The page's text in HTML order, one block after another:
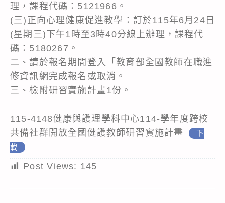
理，課程代碼：5121966。
(三)正向心理健康促進教學：訂於115年6月24日
(星期三)下午1時至3時40分線上辦理，課程代
碼：5180267。
二、請於報名期間登入「教育部全國教師在職進
修資訊網完成報名或取消。
三、檢附研習實施計畫1份。
115-4148健康與護理學科中心114-學年度跨校
共備社群開放全國健護教師研習實施計畫
下
載
Post Views: 145